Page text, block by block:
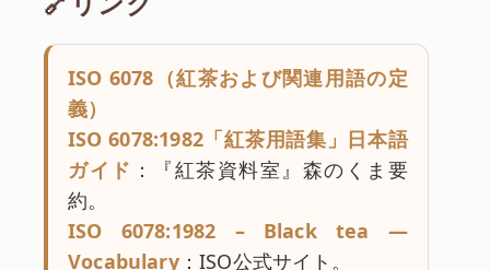
ISO 6078（紅茶および関連用語の定
義）
ISO 6078:1982「紅茶用語集」日本語
ガイド ：『紅茶資料室』森のくま要
約。
ISO 6078:1982 – Black tea —
Vocabulary：ISO公式サイト。